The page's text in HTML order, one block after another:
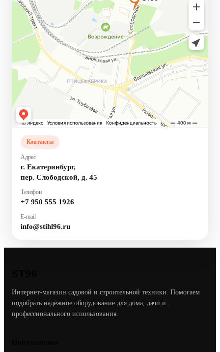
Контакты
Адрес
г. Екатеринбург,
пер. Слободской, д. 45
Телефон
+7 950 555 1926
E-mail
info@stihl96.ru
Интернет-магазин садовой и строительной техники. Помогаем
подобрать надёжное оборудование для дома, дачи и
профессионального использования.